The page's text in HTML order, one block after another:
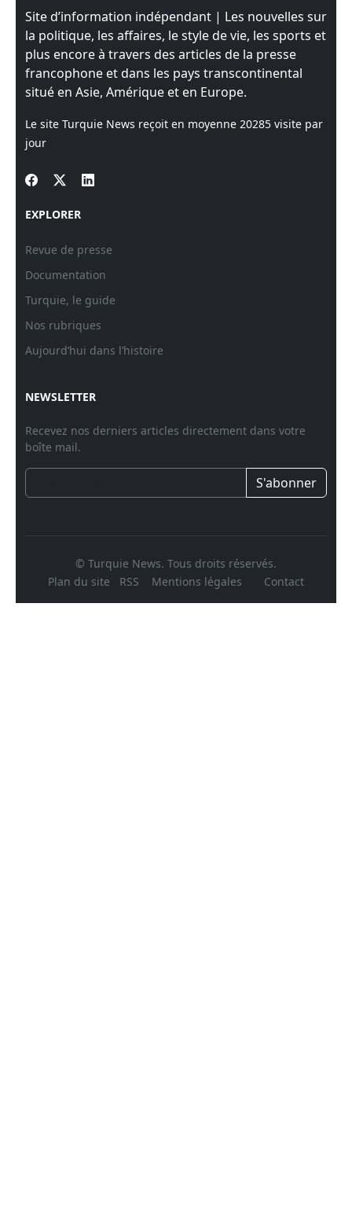
Site d’information indépendant | Les nouvelles sur
la politique, les affaires, le style de vie, les sports et
plus encore à travers des articles de la presse
francophone et dans les pays transcontinental
situé en Asie, Amérique et en Europe.
Le site Turquie News reçoit en moyenne 20285 visite par
jour
EXPLORER
Revue de presse
Documentation
Turquie, le guide
Nos rubriques
Aujourd’hui dans l’histoire
NEWSLETTER
Recevez nos derniers articles directement dans votre
boîte mail.
S'abonner
© Turquie News. Tous droits réservés.
Plan du site
RSS Mentions légales Contact